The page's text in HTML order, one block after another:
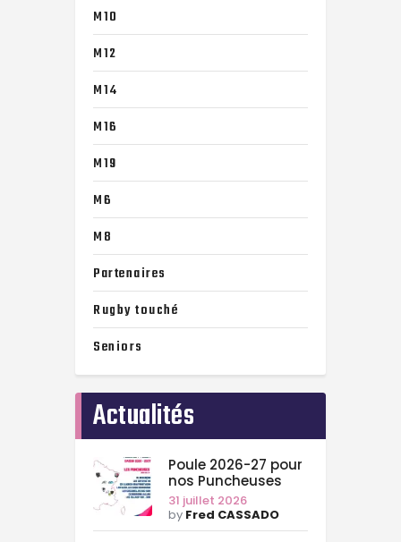
M10
M12
M14
M16
M19
M6
M8
Partenaires
Rugby touché
Seniors
Actualités
Poule 2026-27 pour
nos Puncheuses
31 juillet 2026
by Fred CASSADO